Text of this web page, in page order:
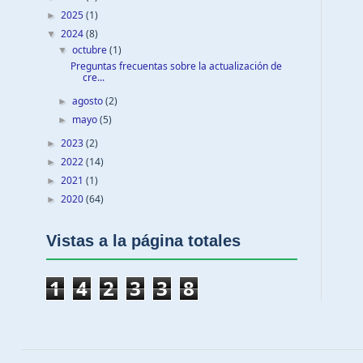
► 2025(1)
▼ 2024(8)
▼octubre(1)
Preguntas frecuentas sobre la actualización de
cre...
►agosto(2)
► mayo(5)
► 2023(2)
► 2022(14)
► 2021 (1)
► 2020(64)
Vistas a la página totales
1 4 2 3 3 8